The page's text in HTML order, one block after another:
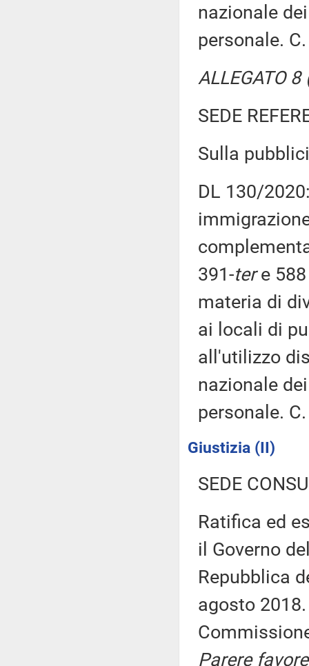
nazionale
personale.
ALLEGATO
SEDE
Sulla
DL 130/
391-tere 588
materia di
ai locali di
all'utilizzo
nazionale
personale.
Giustizia (II)
SEDE
Ratifica ed
il Governo
Repubblica
agosto
Parere